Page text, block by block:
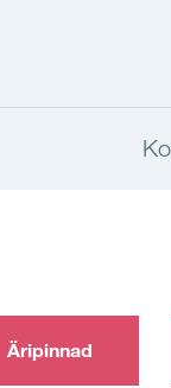
Äripinnad